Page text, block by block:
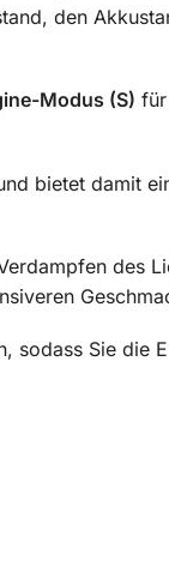
den
Modus (S)
bietet damit
des
sodass Sie die